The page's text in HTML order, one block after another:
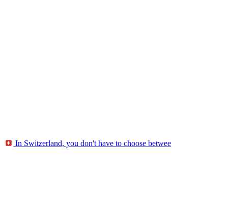
In Switzerland, you don't have to choose betwee